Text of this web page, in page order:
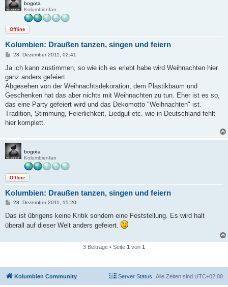
bogota
Kolumbienfan
Offline
Kolumbien: Draußen tanzen, singen und feiern
B
i
r
a
g
28. Dezember 2011, 02:41
Ja ich kann zustimmen, so wie ich es erlebt habe wird Weihnachten hier
ganz anders gefeiert.
Abgesehen von der Weihnachtsdekoration, dem Plastikbaum und
Geschenken hat das aber nichts mit Weihnachten zu tun. Eher ist es so,
das eine Party gefeiert wird und das Dekomotto "Weihnachten" ist.
Tradition, Stimmung, Feierlichkeit, Liedgut etc. wie in Deutschland fehlt
hier komplett.
bogota
Kolumbienfan
Offline
Kolumbien: Draußen tanzen, singen und feiern
B
i
r
28. Dezember 2011, 15:20
Das ist übrigens keine Kritik sondern eine Feststellung. Es wird halt
überall auf dieser Welt anders gefeiert.
3 Beiträge • Seite 1 von 1
Kolumbien Community Alle Zeiten sind UTC+02:00
Server Status